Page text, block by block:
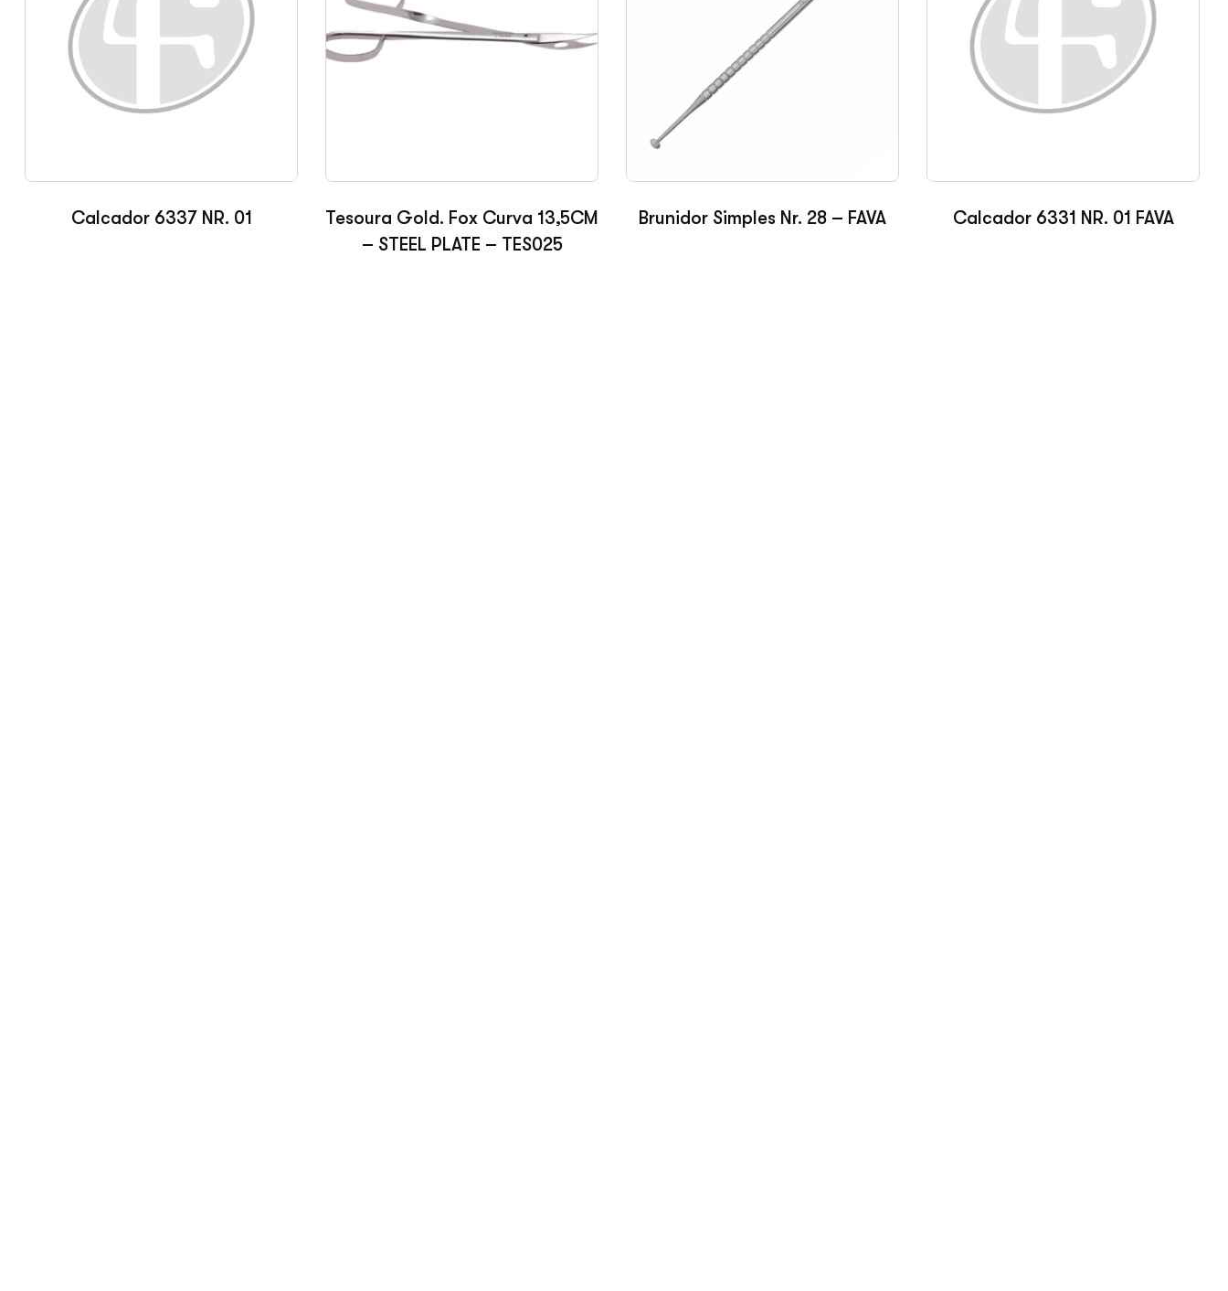
Calcador 6337 NR. 01
Tesoura Gold. Fox Curva 13,5CM
– STEEL PLATE – TES025
Brunidor Simples Nr. 28 – FAVA Calcador 6331 NR. 01 FAVA